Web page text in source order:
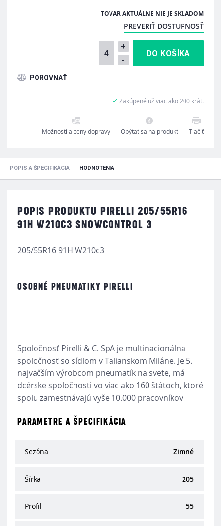
TOVAR AKTUÁLNE NIE JE SKLADOM
PREVERIŤ DOSTUPNOSŤ
+
-
Zakúpené už viac ako 200 krát.
Možnosti a ceny dopravy Opýtať sa na produkt Tlačiť
POPIS A ŠPECIFIKÁCIA HODNOTENIA
POPIS PRODUKTU PIRELLI 205/55R16
91H W210C3 SNOWCONTROL 3
205/55R16 91H W210c3
OSOBNÉ PNEUMATIKY PIRELLI
Spoločnosť Pirelli & C. SpA je multinacionálna
spoločnosť so sídlom v Talianskom Miláne. Je 5.
najväčším výrobcom pneumatík na svete, má
dcérske spoločnosti vo viac ako 160 štátoch, ktoré
spolu zamestnávajú vyše 10.000 pracovníkov.
PARAMETRE A ŠPECIFIKÁCIA
Sezóna Zimné
Šírka 205
Profil 55